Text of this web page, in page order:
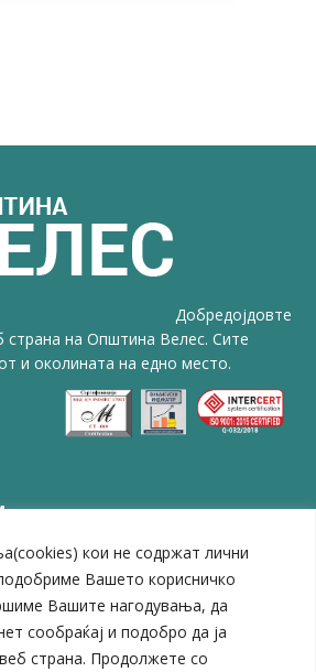
кои не содржат лични
Вашето корисничко
Вашите нагодувања, да
сообраќај и подобро да ја
страна. Продолжете со
Добредојдовте
страна на Општина Велес. Сите
и околината на едно место.
на локална самоуправа
плански регион
„Дервен“
паркинзи“